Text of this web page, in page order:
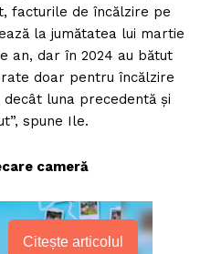
facturile de încălzire pe
la jumătatea lui martie
an, dar în 2024 au bătut
doar pentru încălzire
luna precedentă şi
spune Ile.
cameră
Citește articolul